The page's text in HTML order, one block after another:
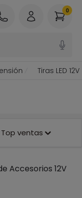
0
Tiras LED
Top ventas
Accesorios 12V